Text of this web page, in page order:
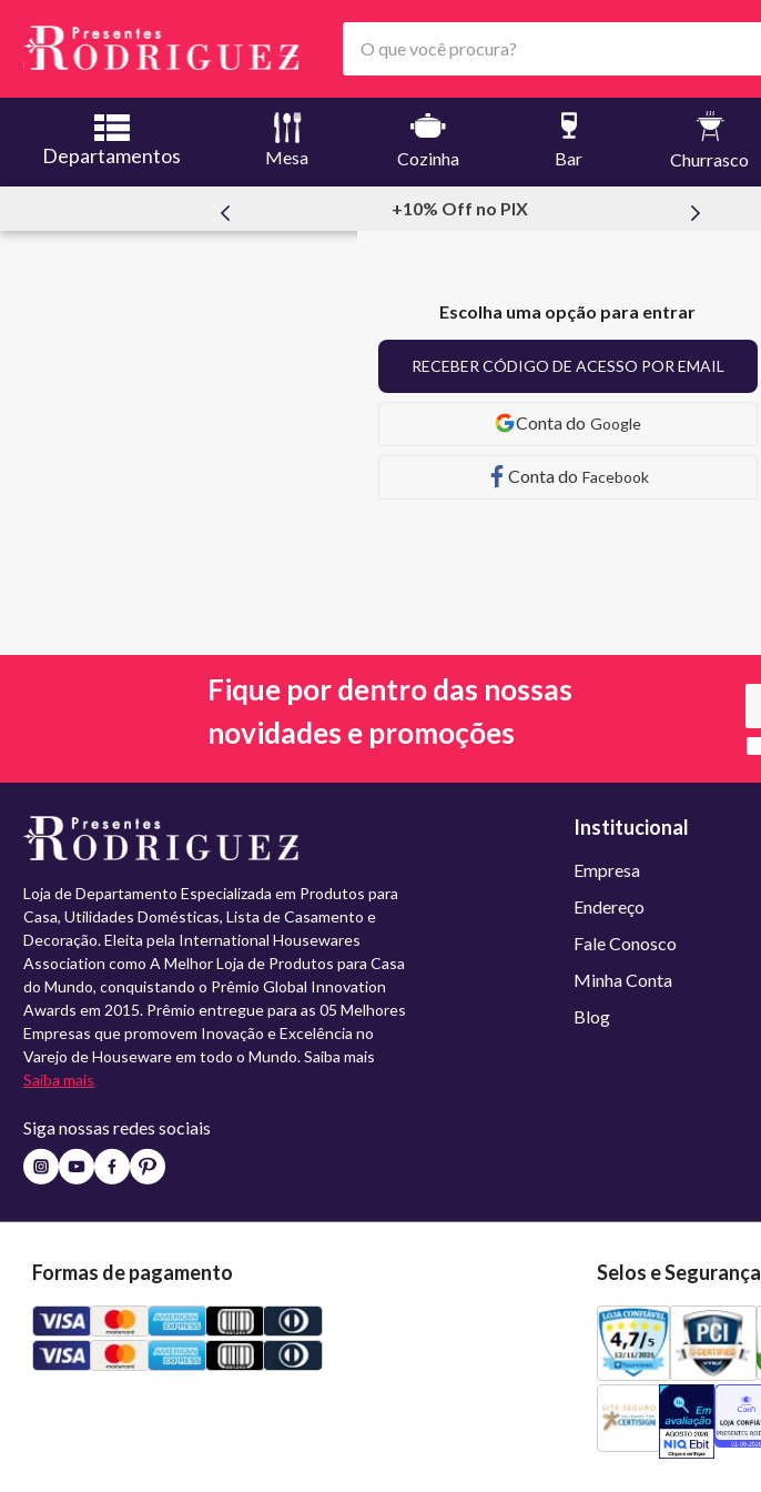
O que você procura?
Departamentos Mesa Cozinha Bar Churrasco
+10% Off no PIX
Escolha uma opção para entrar
RECEBER CÓDIGO DE ACESSO POR EMAIL
Google
Facebook
Fique por dentro das nossas
novidades e promoções
Loja de Departamento Especializada em Produtos para
Casa, Utilidades Domésticas, Lista de Casamento e
Decoração. Eleita pela International Housewares
Association como A Melhor Loja de Produtos para Casa
do Mundo, conquistando o Prêmio Global Innovation
Awards em 2015. Prêmio entregue para as 05 Melhores
Empresas que promovem Inovação e Excelência no
Varejo de Houseware em todo o Mundo. Saiba mais
Saiba mais
Siga nossas redes sociais
Institucional
Empresa
Endereço
Fale Conosco
Minha Conta
Blog
Formas de pagamento Selos e Segurança